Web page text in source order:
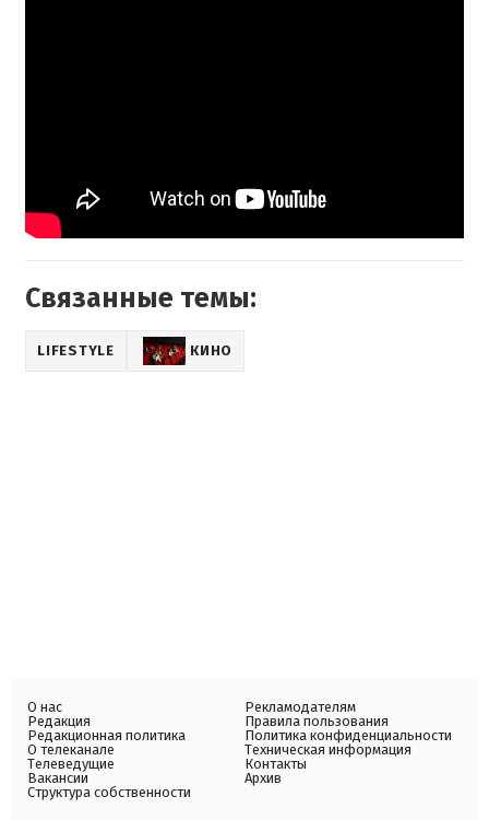
Связанные темы:
LIFESTYLE КИНО
О нас
Редакция
Редакционная политика
О телеканале
Телеведущие
Вакансии
Структура собственности
Рекламодателям
Правила пользования
Политика конфиденциальности
Техническая информация
Контакты
Архив